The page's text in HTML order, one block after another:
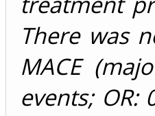
There was
MACE
events; OR: